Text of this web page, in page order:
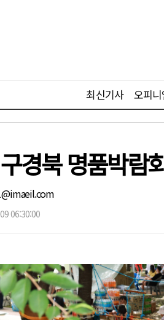
최신기사 오피니
경북 명품박람
06:30:00